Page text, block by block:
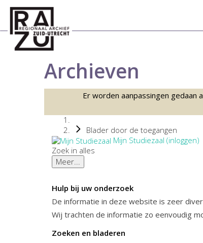
Archieven
Er worden aanpassingen gedaan
Blader door de toegangen
Mijn Studiezaal (inloggen)
Zoek in alles
Meer...
Hulp bij uw onderzoek
De informatie in deze website is zeer
Wij trachten de informatie zo eenvoudig
Zoeken en bladeren